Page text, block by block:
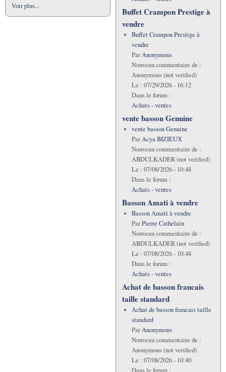
Voir plus...
Buffet Crampon Prestige à
vendre
Buffet Crampon Prestige à
vendre
ParAnonymous
Nouveau commentaire de :
Anonymous (not verified)
Le : 07/29/2026 - 16:12
Dans le forum :
Achats - ventes
vente basson Genuine
vente basson Genuine
ParAcya BIZIEUX
Nouveau commentaire de :
ABDULKADER (not verified)
Le : 07/08/2026 - 10:48
Dans le forum :
Achats - ventes
Basson Amati à vendre
Basson Amati à vendre
ParPierre Cathelain
Nouveau commentaire de :
ABDULKADER (not verified)
Le : 07/08/2026 - 10:48
Dans le forum :
Achats - ventes
Achat de basson francais
taille standard
Achat de basson francais taille
standard
ParAnonymous
Nouveau commentaire de :
Anonymous (not verified)
Le : 07/08/2026 - 10:40